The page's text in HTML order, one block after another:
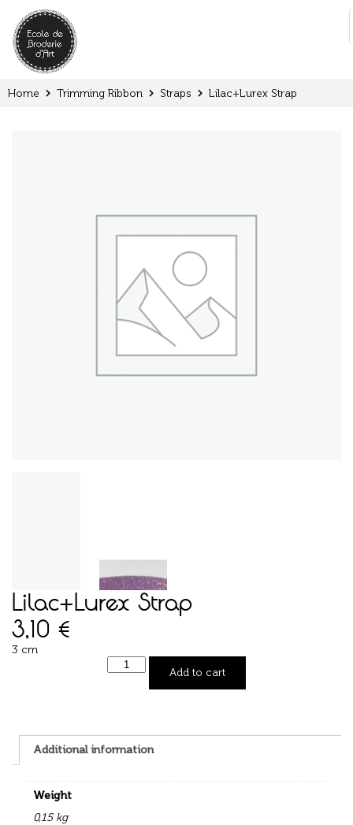
:
Home Trimming Ribbon Straps Lilac+Lurex Strap
Lilac+Lurex Strap
3,10 €
3 cm
Add to cart
Additional information
Weight
0,15 kg
Cookies management panel